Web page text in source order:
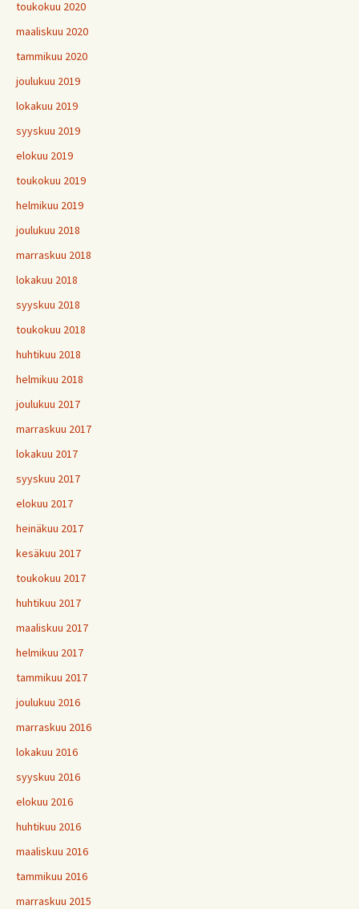
toukokuu 2020
maaliskuu 2020
tammikuu 2020
joulukuu 2019
lokakuu 2019
syyskuu 2019
elokuu 2019
toukokuu 2019
helmikuu 2019
joulukuu 2018
marraskuu 2018
lokakuu 2018
syyskuu 2018
toukokuu 2018
huhtikuu 2018
helmikuu 2018
joulukuu 2017
marraskuu 2017
lokakuu 2017
syyskuu 2017
elokuu 2017
heinäkuu 2017
kesäkuu 2017
toukokuu 2017
huhtikuu 2017
maaliskuu 2017
helmikuu 2017
tammikuu 2017
joulukuu 2016
marraskuu 2016
lokakuu 2016
syyskuu 2016
elokuu 2016
huhtikuu 2016
maaliskuu 2016
tammikuu 2016
marraskuu 2015